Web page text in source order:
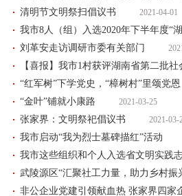
清明节文明祭扫倡议书 2021-04-01
我市8人（组）入选2020年下半年度“
刘革安走访调研市委有关部门
【喜报】我市1村获评湖南省第二批
“红军树”下学党史，“樟树村”里颂党恩
“金叶”铺就小康路 2021-03-25
张家界：文明祭祀倡议书 2021-03-
我市启动“我为烈士墓碑描红”活动
我市这些组织和个人入选省文明实践
武陵源区“汇聚社工力量，助力乡村
非公企业党建引领献血热 张家界四家